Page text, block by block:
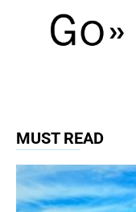
MUST READ